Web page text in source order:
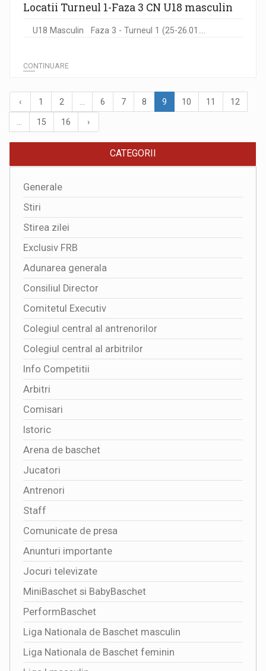
Locatii Turneul 1-Faza 3 CN U18 masculin
U18 Masculin Faza 3 - Turneul 1 (25-26.01....
CONTINUARE
‹ 1 2 6 7 8 9 10 11 12
15 16 ›
CATEGORII
Generale
Stiri
Stirea zilei
Exclusiv FRB
Adunarea generala
Consiliul Director
Comitetul Executiv
Colegiul central al antrenorilor
Colegiul central al arbitrilor
Info Competitii
Arbitri
Comisari
Istoric
Arena de baschet
Jucatori
Antrenori
Staff
Comunicate de presa
Anunturi importante
Jocuri televizate
MiniBaschet si BabyBaschet
PerformBaschet
Liga Nationala de Baschet masculin
Liga Nationala de Baschet feminin